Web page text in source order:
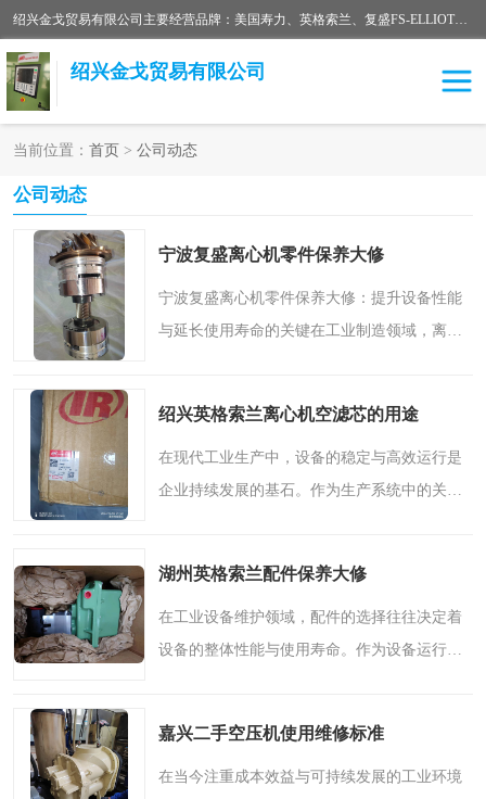
绍兴金戈贸易有限公司主要经营品牌：美国寿力、英格索兰、复盛FS-ELLIOTT，库伯COOPER、阿特拉斯等品牌空压机及配件销售；承接全厂空气压缩机管理、维护保养；节能改造；气体干燥机销售、维护、维修、保养。销售各种品牌空压机空气滤芯、油滤芯、油气分离器；精密过滤器滤芯；除油雾滤芯；抽真空滤芯，消音器，疏水器。劳务承接：全厂空压机维修保养工程，安装工程；移机或汰换工程；节能改造工程等。
绍兴金戈贸易有限公司
当前位置： 首页 > 公司动态
公司动态
宁波复盛离心机零件保养大修
宁波复盛离心机零件保养大修：提升设备性能
与延长使用寿命的关键在工业制造领域，离心
纤、制药等对设备要求..
绍兴英格索兰离心机空滤芯的用途
在现代工业生产中，设备的稳定与高效运行是
企业持续发展的基石。作为生产系统中的关键
看似不起眼却至关重..
湖州英格索兰配件保养大修
在工业设备维护领域，配件的选择往往决定着
设备的整体性能与使用寿命。作为设备运行的
多工业配件品牌中，..
嘉兴二手空压机使用维修标准
在当今注重成本效益与可持续发展的工业环境
二手空压机
超级冷却剂 英格索兰配件
中车鼓风机 闽台富源特种陶瓷
美国寿力空压机零部件
英格索兰COOPER离心机
配件
库伯卡麦隆离心机零件
微电脑控制器 离心式压缩机高速转子组
复盛离心机零件
空气过滤器 阿特拉斯
冷却器 复盛FS-elliott离心机零件
CAMERON空压机维修